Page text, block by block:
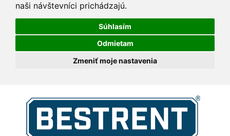
naši návštevníci prichádzajú.
Súhlasím
Odmietam
Zmeniť moje nastavenia